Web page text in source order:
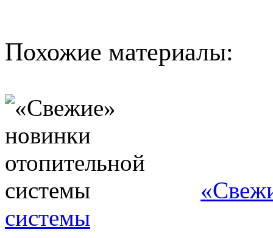
Похожие материалы:
системы